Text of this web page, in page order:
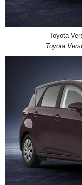
Toyota
Toyota